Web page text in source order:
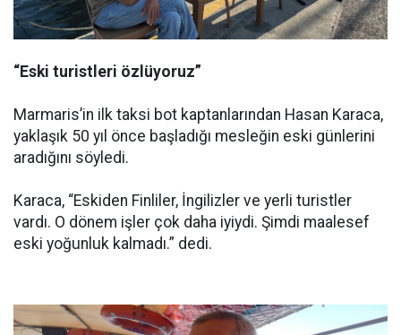
“Eski turistleri özlüyoruz”
Marmaris’in ilk taksi bot kaptanlarından Hasan Karaca,
yaklaşık 50 yıl önce başladığı mesleğin eski günlerini
aradığını söyledi.
Karaca, “Eskiden Finliler, İngilizler ve yerli turistler
vardı. O dönem işler çok daha iyiydi. Şimdi maalesef
eski yoğunluk kalmadı.” dedi.